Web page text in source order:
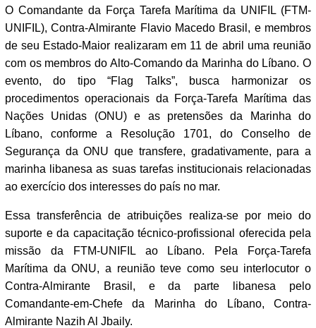
O Comandante da Força Tarefa Marítima da UNIFIL (FTM-
UNIFIL), Contra-Almirante Flavio Macedo Brasil, e membros
de seu Estado-Maior realizaram em 11 de abril uma reunião
com os membros do Alto-Comando da Marinha do Líbano. O
evento, do tipo “Flag Talks”, busca harmonizar os
procedimentos operacionais da Força-Tarefa Marítima das
Nações Unidas (ONU) e as pretensões da Marinha do
Líbano, conforme a Resolução 1701, do Conselho de
Segurança da ONU que transfere, gradativamente, para a
marinha libanesa as suas tarefas institucionais relacionadas
ao exercício dos interesses do país no mar.
Essa transferência de atribuições realiza-se por meio do
suporte e da capacitação técnico-profissional oferecida pela
missão da FTM-UNIFIL ao Líbano. Pela Força-Tarefa
Marítima da ONU, a reunião teve como seu interlocutor o
Contra-Almirante Brasil, e da parte libanesa pelo
Comandante-em-Chefe da Marinha do Líbano, Contra-
Almirante Nazih Al Jbaily.